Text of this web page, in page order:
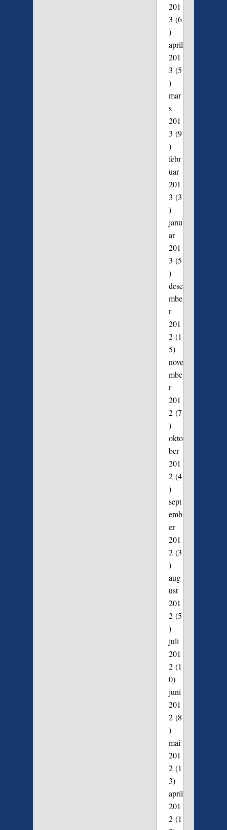
201
3 (6
)
april
201
3 (5
)
mar
s
201
3 (9
)
febr
uar
201
3 (3
)
janu
ar
201
3 (5
)
dese
mbe
r
201
2(1
5)
nove
mbe
r
201
2(7
)
okto
ber
201
2(4
)
sept
emb
er
201
2(3
)
aug
ust
201
2(5
)
juli
201
2(1
0)
juni
201
2(8
)
mai
201
2(1
3)
april
201
2(1